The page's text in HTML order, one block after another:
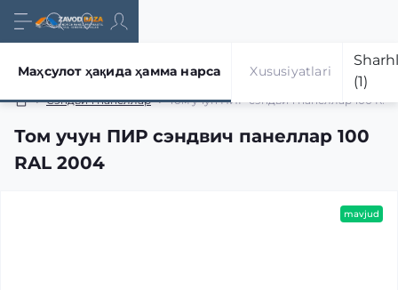
Сэндвич панеллар Том учун ПИР сэндвич панеллар 100
Том учун ПИР сэндвич панеллар 100
RAL 2004
Маҳсулот ҳақида ҳамма нарса Xususiyatlari
(1)
mavjud